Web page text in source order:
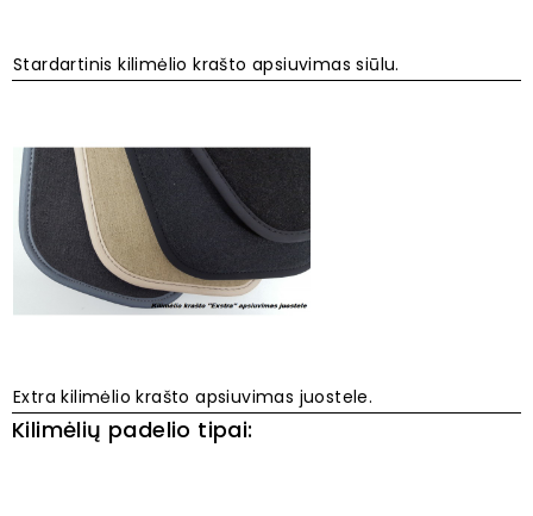
Stardartinis kilimėlio krašto apsiuvimas siūlu.
Extra kilimėlio krašto apsiuvimas juostele.
Kilimėlių padelio tipai: